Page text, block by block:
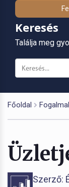
Keresés
Találja meg
Főoldal
Szerző: